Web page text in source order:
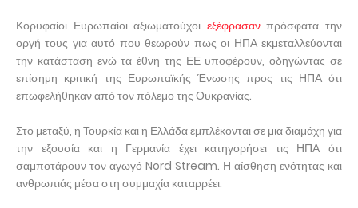
Κορυφαίοι Ευρωπαίοι αξιωματούχοι εξέφρασανπρόσφατα την
οργή τους για αυτό που θεωρούν πως οι ΗΠΑ εκμεταλλεύονται
την κατάσταση ενώ τα έθνη της ΕΕ υποφέρουν, οδηγώντας σε
επίσημη κριτική της Ευρωπαϊκής Ένωσης προς τις ΗΠΑ ότι
επωφελήθηκαν από τον πόλεμο της Ουκρανίας.
Στο μεταξύ, η Τουρκία και η Ελλάδα εμπλέκονται σε μια διαμάχη για
την εξουσία και η Γερμανία έχει κατηγορήσει τις ΗΠΑ ότι
σαμποτάρουν τον αγωγό Nord Stream. Η αίσθηση ενότητας και
ανθρωπιάς μέσα στη συμμαχία καταρρέει.